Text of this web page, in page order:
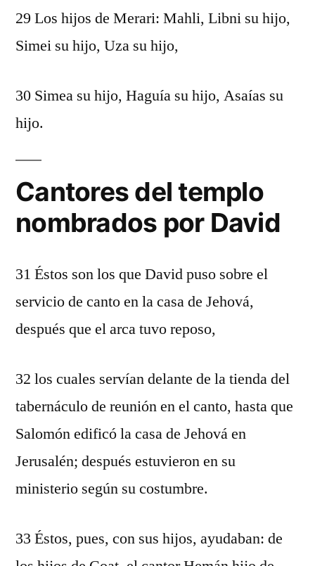
29 Los hijos de Merari: Mahli, Libni su hijo,
Simei su hijo, Uza su hijo,
30 Simea su hijo, Haguía su hijo, Asaías su
hijo.
Cantores del templo
nombrados por David
31 Éstos son los que David puso sobre el
servicio de canto en la casa de Jehová,
después que el arca tuvo reposo,
32 los cuales servían delante de la tienda del
tabernáculo de reunión en el canto, hasta que
Salomón edificó la casa de Jehová en
Jerusalén; después estuvieron en su
ministerio según su costumbre.
33 Éstos, pues, con sus hijos, ayudaban: de